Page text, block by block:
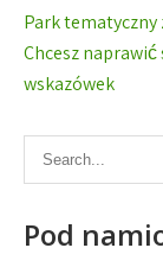
wpisu
Park tematyczny
Chcesz
wskazówek
Pod